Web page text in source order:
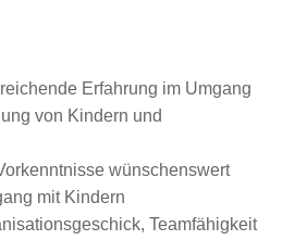
Erfahrung im Umgang
von Kindern und
wünschenswert
mit Kindern
Teamfähigkeit